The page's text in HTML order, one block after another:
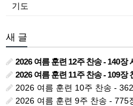
기도
새 글
2026 여름 훈련 12주 찬송 - 140장
2026 여름 훈련 11주 찬송 - 109장
2026 여름 훈련 10주 찬송 -
2026 여름 훈련 9주 찬송 - 775